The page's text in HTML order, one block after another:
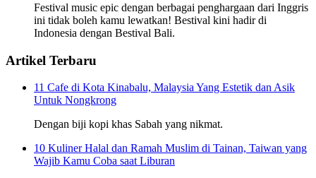
Festival music epic dengan berbagai penghargaan dari Inggris
ini tidak boleh kamu lewatkan! Bestival kini hadir di
Indonesia dengan Bestival Bali.
Artikel Terbaru
11 Cafe di Kota Kinabalu, Malaysia Yang Estetik dan Asik
Untuk Nongkrong
Dengan biji kopi khas Sabah yang nikmat.
10 Kuliner Halal dan Ramah Muslim di Tainan, Taiwan yang
Wajib Kamu Coba saat Liburan